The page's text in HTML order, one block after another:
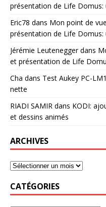
présentation de Life
Eric78 dans Mon point de
présentation de Life
Jérémie Leuteneggerdans
et présentation de Life
Cha dans Test Aukey PC-
nette
RIADI SAMIR dans KODI:
et dessins animés
ARCHIVES
CATÉGORIES